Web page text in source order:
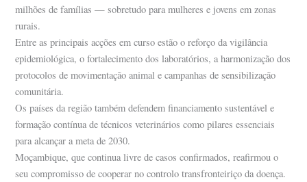
milhões de famílias — sobretudo para mulheres e jovens em zonas
rurais.
Entre as principais acções em curso estão o reforço da vigilância
epidemiológica, o fortalecimento dos laboratórios, a harmonização dos
protocolos de movimentação animal e campanhas de sensibilização
comunitária.
Os países da região também defendem financiamento sustentável e
formação contínua de técnicos veterinários como pilares essenciais
para alcançar a meta de 2030.
Moçambique, que continua livre de casos confirmados, reafirmou o
seu compromisso de cooperar no controlo transfronteiriço da doença.